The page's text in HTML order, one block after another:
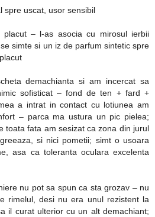
spre uscat, usor sensibil
– l-as asocia cu mirosul ierbii
simte si un iz de parfum sintetic spre
demachianta si am incercat sa
sofisticat – fond de ten + fard +
a intrat in contact cu lotiunea am
– parca ma ustura un pic pielea;
toata fata am sesizat ca zona din jurul
si nici pometii; simt o usoara
asa ca toleranta oculara excelenta
nu pot sa spun ca sta grozav – nu
rimelul, desi nu era unul rezistent la
il curat ulterior cu un alt demachiant;